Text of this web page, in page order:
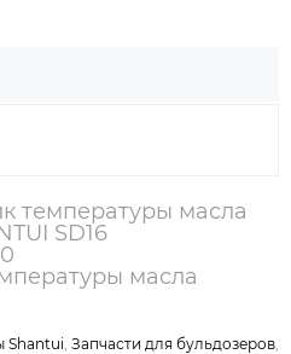
температуры масла
SD16
масла
Shantui Запчасти для бульдозеров